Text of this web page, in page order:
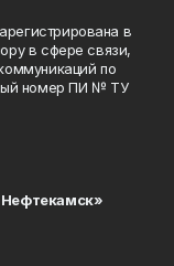
в
в сфере связи,
по
номер ПИ № ТУ
Нефтекамск»